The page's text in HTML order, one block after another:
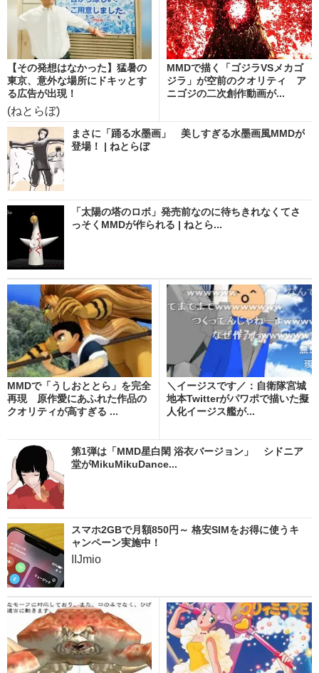
【その発想はなかった】猛暑の
東京、意外な場所にドキッとす
る広告が出現！
(ねとらぼ)
MMDで描く「ゴジラVSメカゴ
ジラ」が空前のクオリティ ア
ニゴジの二次創作動画が...
まさに「踊る水墨画」 美しすぎる水墨画風MMDが
登場！ | ねとらぼ
「太陽の塔のロボ」発売前なのに待ちきれなくてさ
っそくMMDが作られる | ねとら...
MMDで「うしおととら」を完全
再現 原作愛にあふれた作品の
クオリティが高すぎる ...
＼イージスです／：自衛隊宮城
地本Twitterがパワポで描いた擬
人化イージス艦が...
第1弾は「MMD星白閑 浴衣バージョン」 シドニア
堂がMikuMikuDance...
スマホ2GBで月額850円～ 格安SIMをお得に使うキ
ャンペーン実施中！
IIJmio